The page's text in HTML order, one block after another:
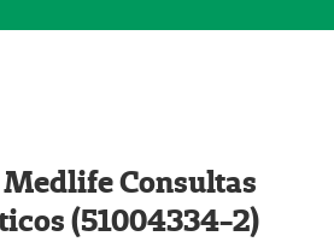
Consultas
(51004334-2)